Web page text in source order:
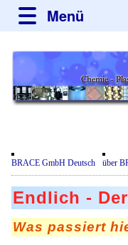
Menü
über BRACE
Leistungen
Newsticker
Film
Kundenrezensionen
Zertifikate
Neues
Newsletter
Mikrokugelanlagen
Heizkammern
Trockner
Spherisator
Spherisator M2
Pilotanlagen
Mikrokugeln und
BRACE GmbH Deutsch über
Endlich -
Was passiert